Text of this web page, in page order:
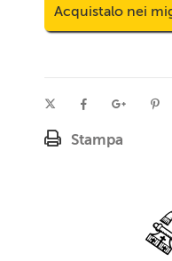
Acquistalo nei
Stampa